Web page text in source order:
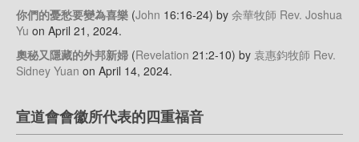
你們的憂愁要變為喜樂 (John 16:16-24) by 余華牧師 Rev. Joshua
Yu on April 21, 2024.
奧秘又隱藏的外邦新婦 (Revelation 21:2-10) by 袁惠鈞牧師 Rev.
Sidney Yuan on April 14, 2024.
宣道會會徽所代表的四重福音